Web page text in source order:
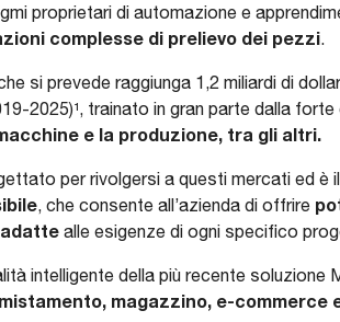
proprietari di automazione e
complesse di prelievo dei pezzi.
si prevede raggiunga 1,2 miliardi di
2025)¹, trainato in gran parte dalla
e la produzione, tra gli altri.
per rivolgersi a questi mercati ed è
, che consente all’azienda di offrire
alle esigenze di ogni specifico
intelligente della più recente soluzione
magazzino, e-commerce